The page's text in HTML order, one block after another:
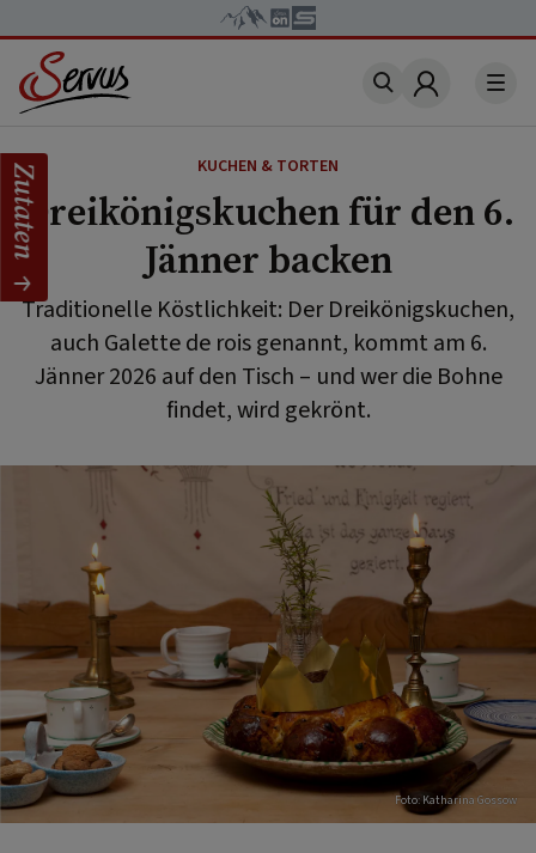
Account
KUCHEN & TORTEN
Dreikönigskuchen für den 6.
Jänner backen
Traditionelle Köstlichkeit: Der Dreikönigskuchen,
auch Galette de rois genannt, kommt am 6.
Jänner 2026 auf den Tisch – und wer die Bohne
findet, wird gekrönt.
Foto: Katharina Gossow
Zutaten